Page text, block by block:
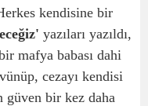
kendisine bir
yazıları yazıldı,
mafya babası dahi
cezayı kendisi
bir kez daha